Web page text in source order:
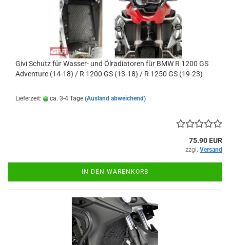
Givi Schutz für Wasser- und Ölradiatoren für BMW R 1200 GS
Adventure (14-18) / R 1200 GS (13-18) / R 1250 GS (19-23)
Lieferzeit: ca. 3-4 Tage (Ausland abweichend)
75.90 EUR
zzgl. Versand
IN DEN WARENKORB